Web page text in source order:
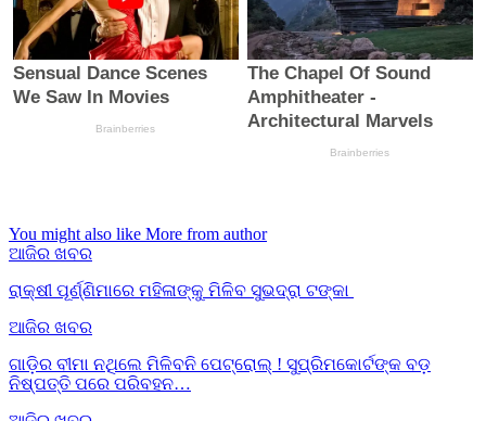
You might also like More from author
ଆଜିର ଖବର
ରାକ୍ଷୀ ପୂର୍ଣ୍ଣିମାରେ ମହିଳାଙ୍କୁ ମିଳିବ ସୁଭଦ୍ରା ଟଙ୍କା
ଆଜିର ଖବର
ଗାଡ଼ିର ବୀମା ନଥିଲେ ମିଳିବନି ପେଟ୍ରୋଲ୍ ! ସୁପ୍ରିମକୋର୍ଟଙ୍କ ବଡ଼
ନିଷ୍ପତ୍ତି ପରେ ପରିବହନ…